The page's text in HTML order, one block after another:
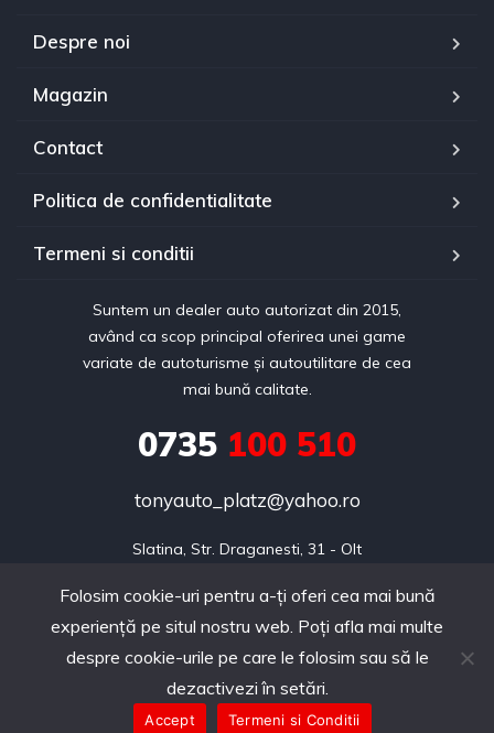
Despre noi
Magazin
Contact
Politica de confidentialitate
Termeni si conditii
Suntem un dealer auto autorizat din 2015,
având ca scop principal oferirea unei game
variate de autoturisme și autoutilitare de cea
mai bună calitate.
0735 100 510
tonyauto_platz@yahoo.ro
Slatina, Str. Draganesti, 31 - Olt
Copyright © 2024 realizat de Webdin.ro
Folosim cookie-uri pentru a-ți oferi cea mai bună
experiență pe situl nostru web. Poți afla mai multe
despre cookie-urile pe care le folosim sau să le
dezactivezi în setări.
Accept Termeni si Conditii